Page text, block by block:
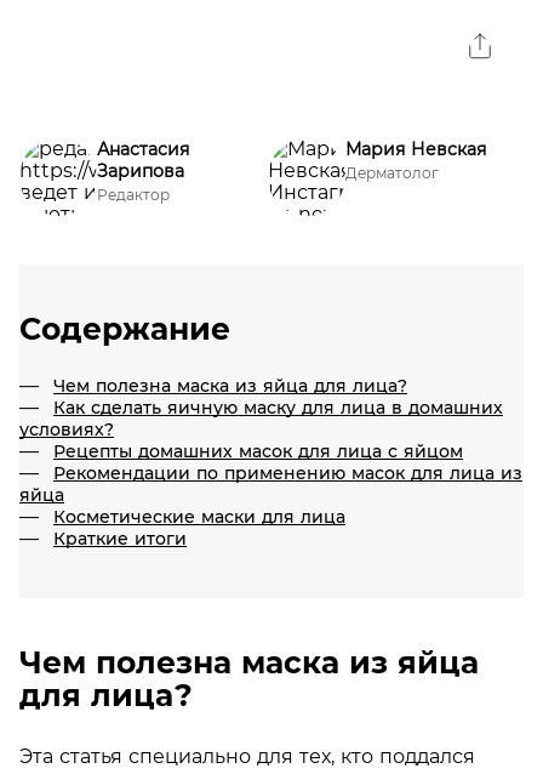
Анастасия
Зарипова
Редактор
Мария Невская
Дерматолог
Содержание
Чем полезна маска из яйца для лица?
Как сделать яичную маску для лица в домашних
условиях?
Рецепты домашних масок для лица с яйцом
Рекомендации по применению масок для лица из
яйца
Косметические маски для лица
Краткие итоги
Чем полезна маска из яйца
для лица?
Эта статья специально для тех, кто поддался